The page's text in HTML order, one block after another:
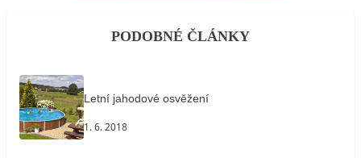
PODOBNÉ ČLÁNKY
Letní jahodové osvěžení
1. 6. 2018